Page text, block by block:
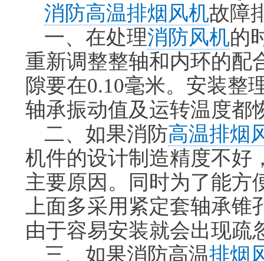
消防高温排烟风机故障
一、在处理消防风机的
重新调整整轴和内环的配
隙要在0.10毫米。安装整
轴承振动值及运转温度都
二、如果消防高温排烟
机件的设计制造精度不好
主要原因。同时为了能方
上面多采用紧定套轴承锥
由于容易安装就会出现疏
三、如果消防高温排烟